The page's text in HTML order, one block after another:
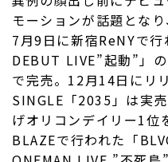
モーションが話題となり
7月9日に新宿ReNYで行
DEBUT LIVE”起動”」
で完売。12月14日にリ
SINGLE「2035」は実
げオリコンデイリー1位
BLAZEで行われた「